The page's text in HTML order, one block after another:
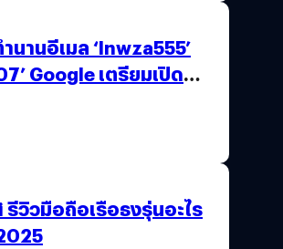
นานอีเมล ‘lnwza555’
Google เตรียมเปิด
วิวมือถือเรือธงรุ่นอะไร